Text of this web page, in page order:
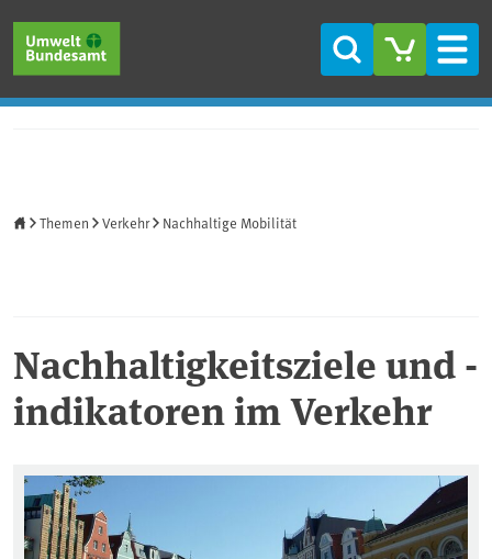
Suche
Themen Verkehr Nachhaltige Mobilität
Nachhaltigkeitsziele und -
indikatoren im Verkehr